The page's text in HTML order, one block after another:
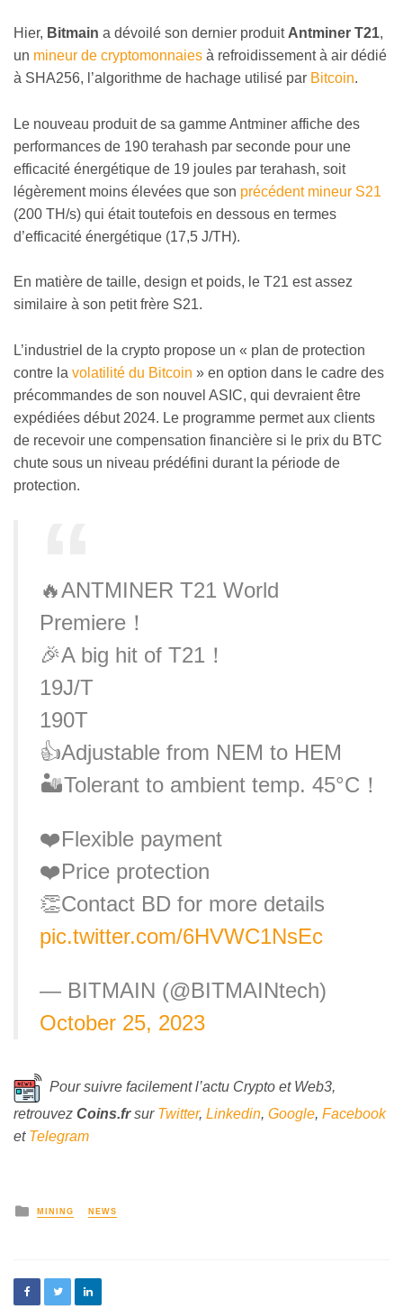
Hier, Bitmain a dévoilé son dernier produit Antminer T21,
un mineur de cryptomonnaies à refroidissement à air dédié
à SHA256, l’algorithme de hachage utilisé par Bitcoin.
Le nouveau produit de sa gamme Antminer affiche des
performances de 190 terahash par seconde pour une
efficacité énergétique de 19 joules par terahash, soit
légèrement moins élevées que son précédent mineur S21
(200 TH/s) qui était toutefois en dessous en termes
d’efficacité énergétique (17,5 J/TH).
En matière de taille, design et poids, le T21 est assez
similaire à son petit frère S21.
L’industriel de la crypto propose un « plan de protection
contre la volatilité du Bitcoin » en option dans le cadre des
précommandes de son nouvel ASIC, qui devraient être
expédiées début 2024. Le programme permet aux clients
de recevoir une compensation financière si le prix du BTC
chute sous un niveau prédéfini durant la période de
protection.
🔥ANTMINER T21 World
Premiere！
🎉A big hit of T21！
19J/T
190T
👍Adjustable from NEM to HEM
🏜️Tolerant to ambient temp. 45°C！
❤️Flexible payment
❤️Price protection
👏Contact BD for more details
pic.twitter.com/6HVWC1NsEc
— BITMAIN (@BITMAINtech)
October 25, 2023
Pour suivre facilement l’actu Crypto et Web3,
retrouvez Coins.frsur Twitter, Linkedin, Google, Facebook
et Telegram
MINING NEWS